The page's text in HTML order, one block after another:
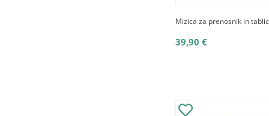
Mizica za prenosnik in
39,90 €